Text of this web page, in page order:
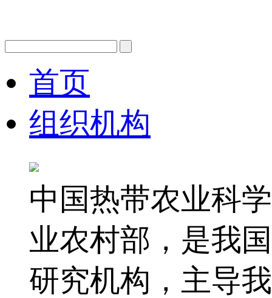
首页
组织机构
中国热带农业科
业农村部，是我
研究机构，主导